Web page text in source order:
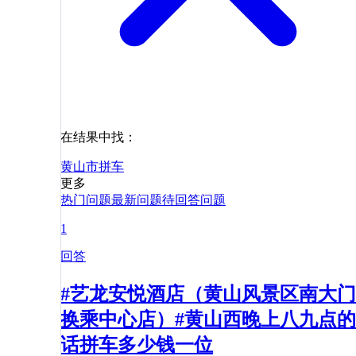
在结果中找：
黄山市拼车
更多
热门问题最新问题待回答问题
1
回答
#艺龙安悦酒店（黄山风景区南大门
换乘中心店）#黄山西晚上八九点的
话拼车多少钱一位